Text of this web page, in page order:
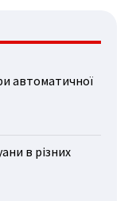
автоматичної
в різних